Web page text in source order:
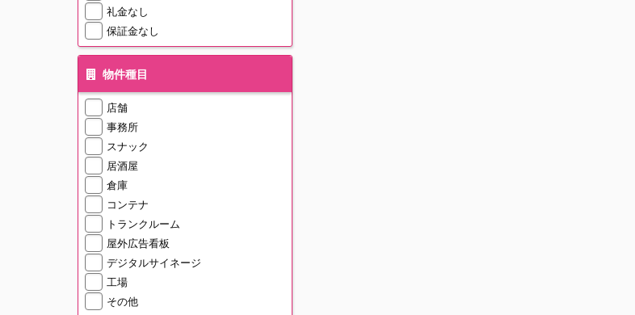
礼金なし
保証金なし
物件種目
店舗
事務所
スナック
居酒屋
倉庫
コンテナ
トランクルーム
屋外広告看板
デジタルサイネージ
工場
その他